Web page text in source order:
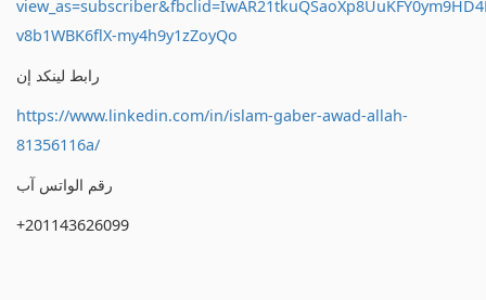
v8b1WBK6flX-my4h9y1zZoyQo
رابط لينكد إن
https://www.linkedin.com/in/islam-gaber-awad-allah-
81356116a/
رقم الواتس آب
+201143626099